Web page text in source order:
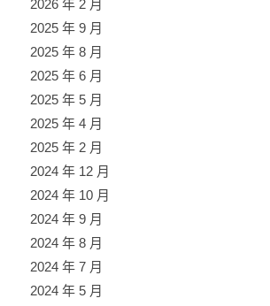
2026 年 2 月
2025 年 9 月
2025 年 8 月
2025 年 6 月
2025 年 5 月
2025 年 4 月
2025 年 2 月
2024 年 12 月
2024 年 10 月
2024 年 9 月
2024 年 8 月
2024 年 7 月
2024 年 5 月